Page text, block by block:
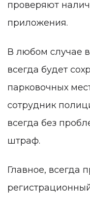
проверяют
приложения.
В любом случае
всегда будет
парковочных
сотрудник
всегда без
штраф.
Главное, всегда